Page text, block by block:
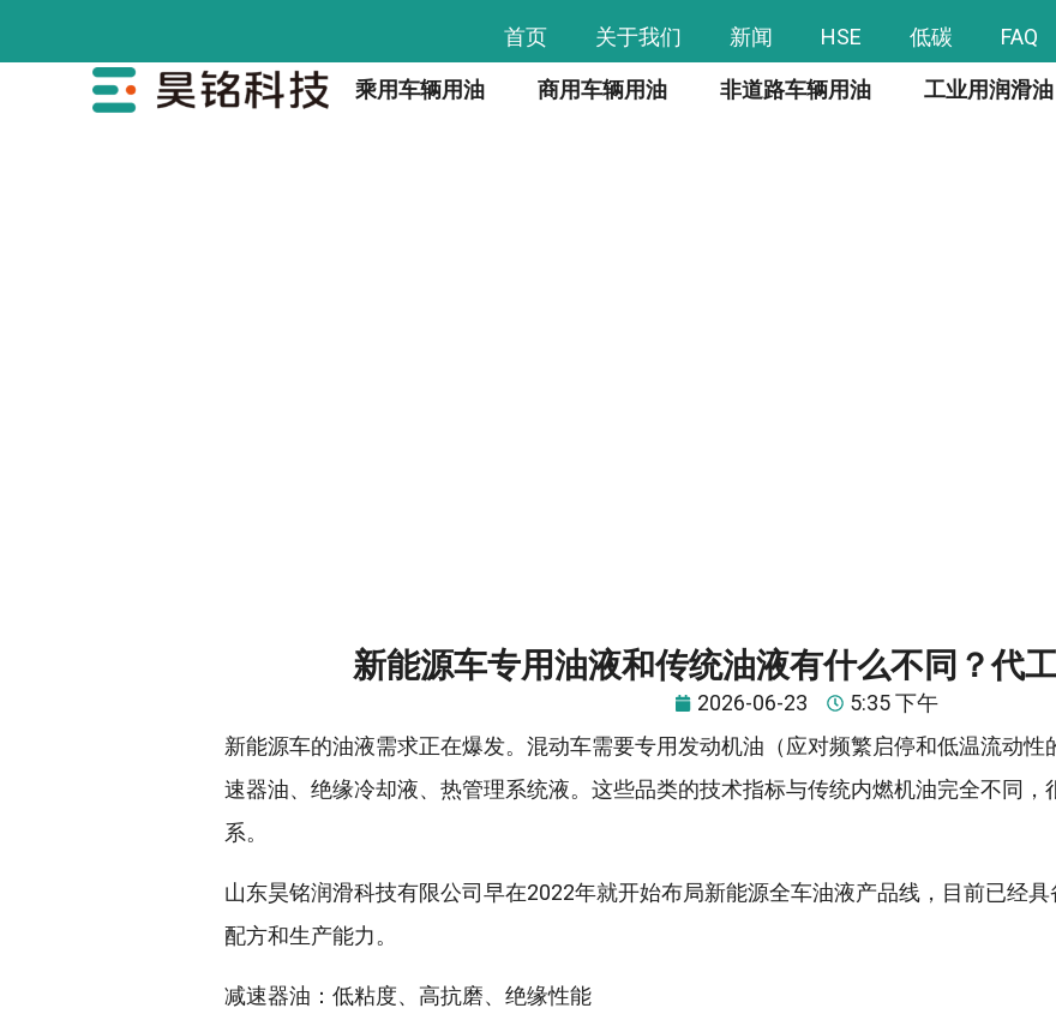
首页 关于我们 新闻 HSE 低碳 FAQ
乘用车辆用油 商用车辆用油 非道路车辆用油 工业用润滑油
新能源车专用油液和传统油液有什么不同？代
2026-06-23
5:35 下午
新能源车的油液需求正在爆发。混动车需要专用发动机油（应对频繁启停和低温流动
速器油、绝缘冷却液、热管理系统液。这些品类的技术指标与传统内燃机油完全不同
系。
山东昊铭润滑科技有限公司早在2022年就开始布局新能源全车油液产品线，目前已经
配方和生产能力。
减速器油：低粘度、高抗磨、绝缘性能